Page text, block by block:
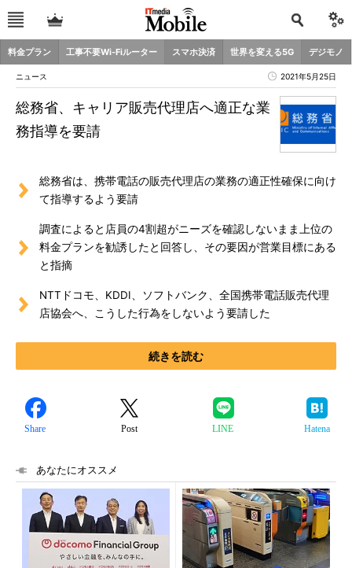
料金プラン 工事不要Wi-Fiルーター スマホ決済 世界を変える5G デジモノ
ニュース 2021年5月25日
総務省、キャリア販売代理店へ適正な業
務指導を要請
総務省は、携帯電話の販売代理店の業務の適正性確保に向け
て指導するよう要請
調査によると店員の4割超がニーズを確認しないまま上位の
料金プランを勧誘したと回答し、その要因が営業目標にある
と指摘
NTTドコモ、KDDI、ソフトバンク、全国携帯電話販売代理
店協会へ、こうした行為をしないよう要請した
続きを読む
Share Post LINE Hatena
あなたにオススメ